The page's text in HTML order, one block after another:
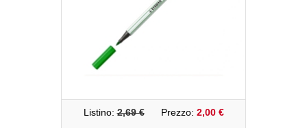
Listino:2,69 €Prezzo: 2,00 €